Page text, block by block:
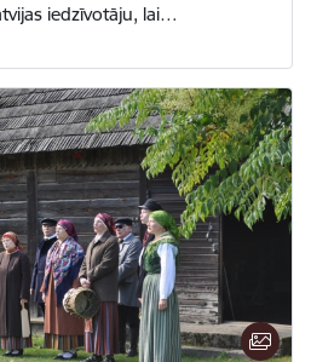
iedzīvotāju, lai…